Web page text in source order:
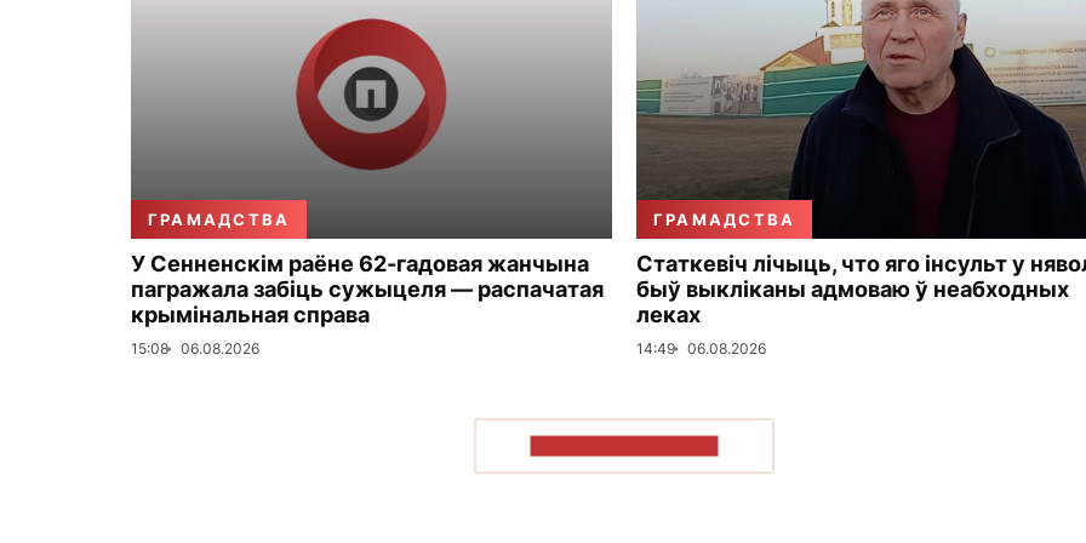
ГРАМАДСТВА
У Сенненскім раёне 62-гадовая жанчына
пагражала забіць сужыцеля — распачатая
крымінальная справа
15:08 06.08.2026
ГРАМАДСТВА
Статкевіч лічыць, что яго інсульт у
быў выкліканы адмоваю ў неабходных
леках
14:49 06.08.2026